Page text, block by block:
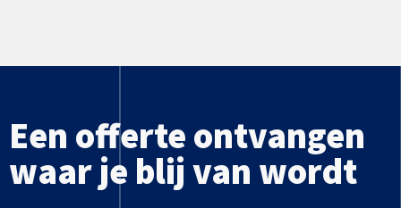
Een offerte ontvangen
waar je blij van wordt